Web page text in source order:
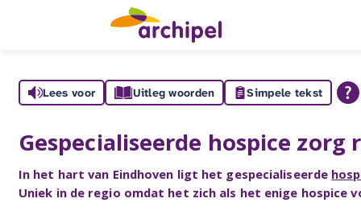
Lees voor Uitleg woorden Simpele tekst
Gespecialiseerde hospice zorg
In het hart van Eindhoven ligt het gespecialiseerde
Uniek in de regio omdat het zich als het enige hospice